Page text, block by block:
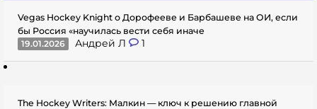
Vegas Hockey Knight о Дорофееве и Барбашеве на ОИ, если
бы Россия «научилась вести себя иначе
19.01.2026
Андрей Л 1
The Hockey Writers: Малкин — ключ к решению главной